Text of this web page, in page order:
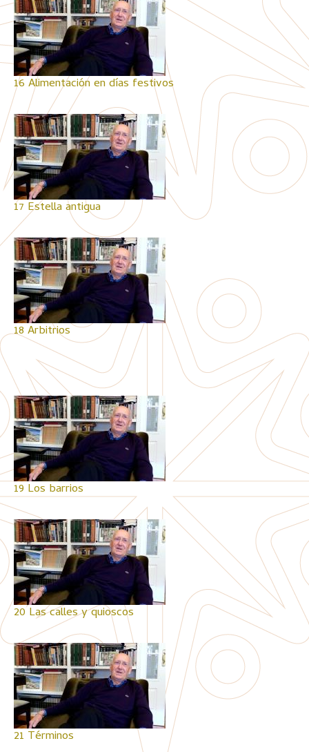
16 Alimentación en días festivos
17 Estella antigua
18 Arbitrios
19 Los barrios
20 Las calles y quioscos
21 Términos